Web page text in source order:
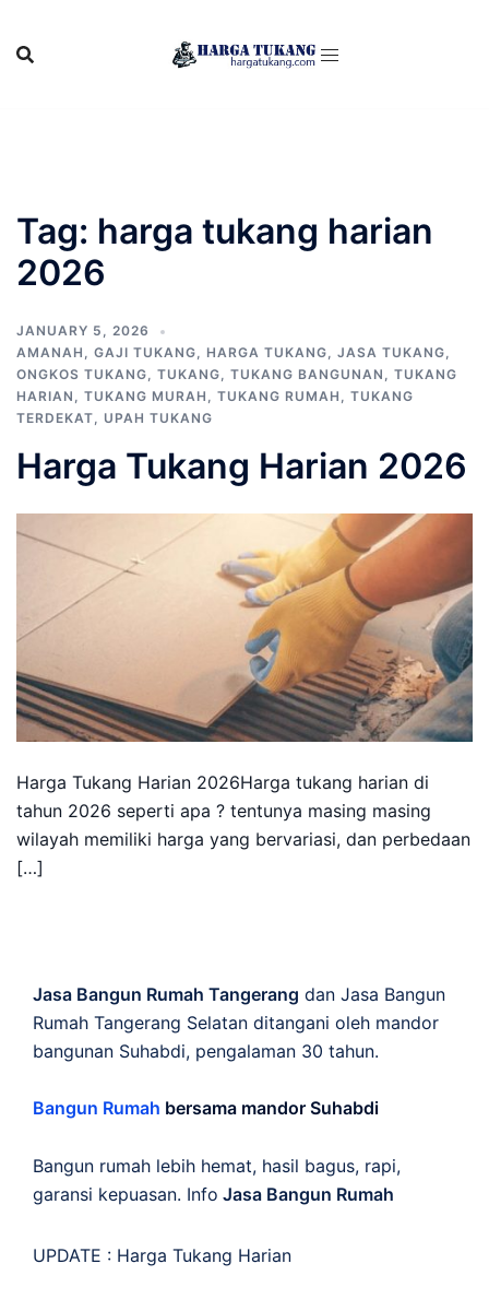
content
Tag: harga tukang harian
2026
JANUARY 5, 2026
AMANAH , GAJI TUKANG, HARGA TUKANG, JASA TUKANG,
ONGKOS TUKANG, TUKANG, TUKANG BANGUNAN , TUKANG
HARIAN , TUKANG MURAH , TUKANG RUMAH , TUKANG
TERDEKAT, UPAH TUKANG
Harga Tukang Harian 2026
Harga Tukang Harian 2026Harga tukang harian di
tahun 2026 seperti apa ? tentunya masing masing
wilayah memiliki harga yang bervariasi, dan perbedaan
[…]
Jasa Bangun Rumah Tangerang dan Jasa Bangun
Rumah Tangerang Selatan ditangani oleh mandor
bangunan Suhabdi, pengalaman 30 tahun.
Bangun Rumah bersama mandor Suhabdi
Bangun rumah lebih hemat, hasil bagus, rapi,
garansi kepuasan. Info Jasa Bangun Rumah
UPDATE : Harga Tukang Harian